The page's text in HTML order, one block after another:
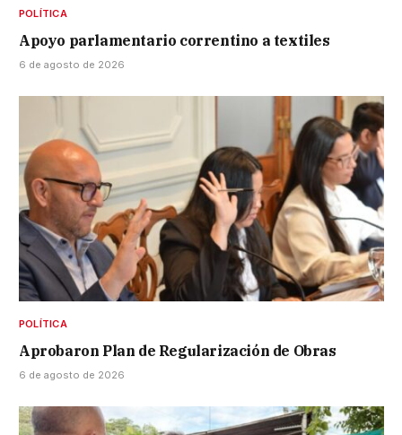
POLÍTICA
Apoyo parlamentario correntino a textiles
6 de agosto de 2026
POLÍTICA
Aprobaron Plan de Regularización de Obras
6 de agosto de 2026